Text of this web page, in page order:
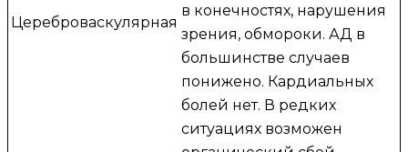
Цереброваскулярная
в конечностях, нарушения
зрения, обмороки. АД в
большинстве случаев
понижено. Кардиальных
болей нет. В редких
ситуациях возможен